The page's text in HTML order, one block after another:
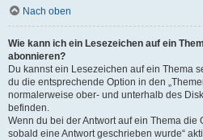
Nach oben
Wie kann ich ein Lesezeichen auf ein
abonnieren?
Du kannst ein Lesezeichen auf ein Thema
du die entsprechende Option in den
normalerweise ober- und unterhalb des
befinden.
Wenn du bei der Antwort auf ein Thema die
sobald eine Antwort geschrieben wurde“